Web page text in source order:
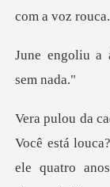
Você está
ele